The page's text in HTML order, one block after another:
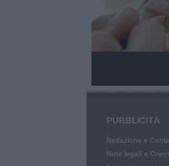
PUBBLICITÀ
Redazione e
Note legali e